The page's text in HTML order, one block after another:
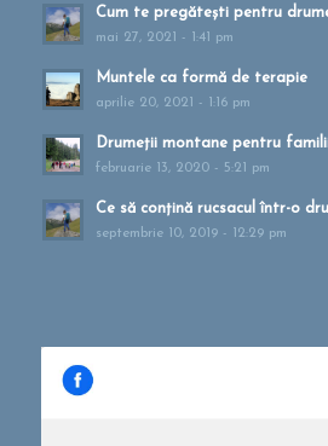
Cum te pregătești pentru
mai 27, 2021 - 1:41 pm
Muntele ca formă de terapie
aprilie 20, 2021 - 1:16 pm
Drumeții montane pentru
februarie 13, 2020 - 5:21 pm
Ce să conțină rucsacul într-o
septembrie 10, 2019 - 12:29 pm